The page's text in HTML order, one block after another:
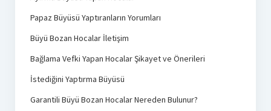
Papaz Büyüsü Yaptıranların Yorumları
Büyü Bozan Hocalar İletişim
Bağlama Vefki Yapan Hocalar Şikayet ve Önerileri
İstediğini Yaptırma Büyüsü
Garantili Büyü Bozan Hocalar Nereden Bulunur?